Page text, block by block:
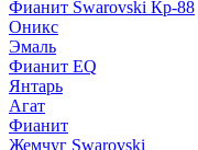
Фианит Swarovski Кр-88
Оникс
Эмаль
Фианит EQ
Янтарь
Агат
Фианит
Жемчуг Swarovski